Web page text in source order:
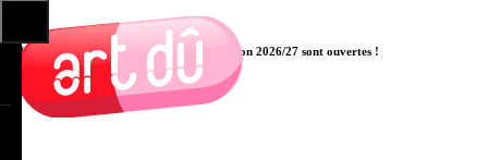
Les pré-inscriptions aux cours pour la saison 2026/27 sont ouvertes !